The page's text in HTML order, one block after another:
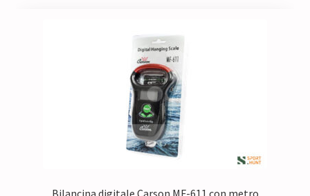
Bilancina digitale Carson MF-611 con metro